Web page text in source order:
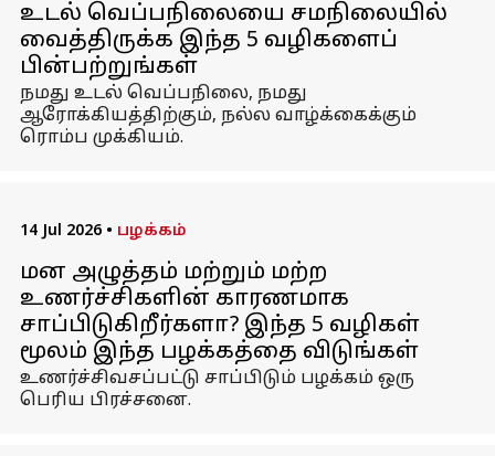
உடல் வெப்பநிலையை சமநிலையில்
வைத்திருக்க இந்த 5 வழிகளைப்
பின்பற்றுங்கள்
நமது உடல் வெப்பநிலை, நமது
ஆரோக்கியத்திற்கும், நல்ல வாழ்க்கைக்கும்
ரொம்ப முக்கியம்.
14 Jul 2026 • பழக்கம்
மன அழுத்தம் மற்றும் மற்ற
உணர்ச்சிகளின் காரணமாக
சாப்பிடுகிறீர்களா? இந்த 5 வழிகள்
மூலம் இந்த பழக்கத்தை விடுங்கள்
உணர்ச்சிவசப்பட்டு சாப்பிடும் பழக்கம் ஒரு
பெரிய பிரச்சனை.